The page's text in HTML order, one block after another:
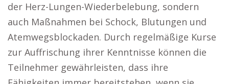
der Herz-Lungen-Wiederbelebung, sondern
auch Maßnahmen bei Schock, Blutungen und
Atemwegsblockaden. Durch regelmäßige Kurse
zur Auffrischung ihrer Kenntnisse können die
Teilnehmer gewährleisten, dass ihre